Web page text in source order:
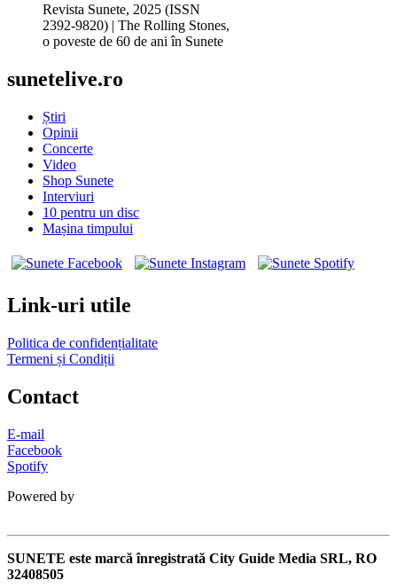
Revista Sunete, 2025 (ISSN
2392-9820) | The Rolling Stones,
o poveste de 60 de ani în Sunete
sunetelive.ro
Știri
Opinii
Concerte
Video
Shop Sunete
Interviuri
10 pentru un disc
Mașina timpului
Link-uri utile
Politica de confidențialitate
Termeni și Condiții
Contact
E-mail
Facebook
Spotify
Powered by
SUNETE este marcă înregistrată City Guide Media SRL, RO
32408505